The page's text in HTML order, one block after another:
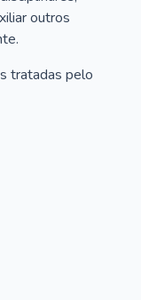
outros
tratadas pelo